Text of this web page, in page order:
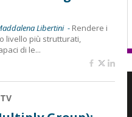
Libertini - Rendere i
livello più strutturati,
di le...